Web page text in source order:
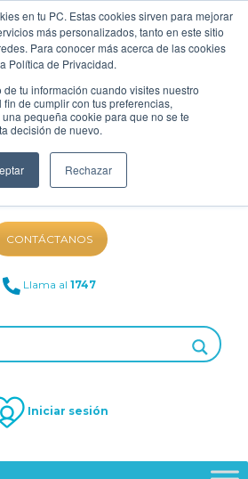
en tu PC. Estas cookies sirven para mejorar
más personalizados, tanto en este sitio
Para conocer más acerca de las cookies
Política de Privacidad.
tu información cuando visites nuestro
de cumplir con tus preferencias,
pequeña cookie para que no se te
decisión de nuevo.
Rechazar
NUESTRO BLOG
CONTÁCTANOS
Llama al 1747
Iniciar sesión